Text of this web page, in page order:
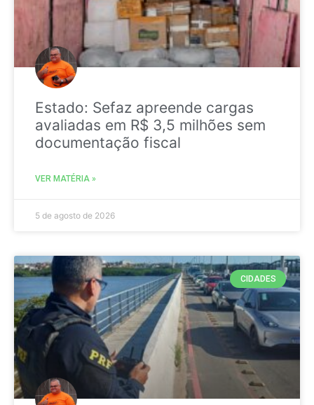
Estado: Sefaz apreende cargas
avaliadas em R$ 3,5 milhões sem
documentação fiscal
VER MATÉRIA »
5 de agosto de 2026
CIDADES